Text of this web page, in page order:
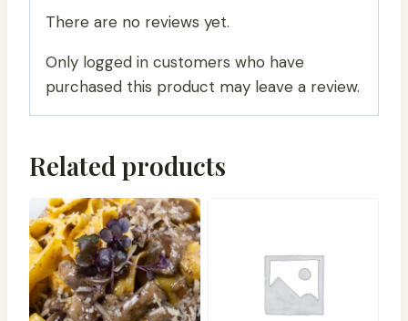
There are no reviews yet.
Only logged in customers who have
purchased this product may leave a review.
Related products